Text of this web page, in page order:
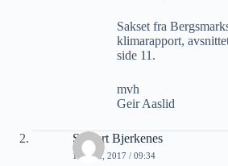
Sakset fra
klimarapport,
side 11.
mvh
Geir Aaslid
Sigvart Bjerkenes
16 MAI, 2017 / 09:34